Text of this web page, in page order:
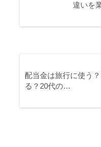
違いを
配当金は旅行に使う
る？20代の…